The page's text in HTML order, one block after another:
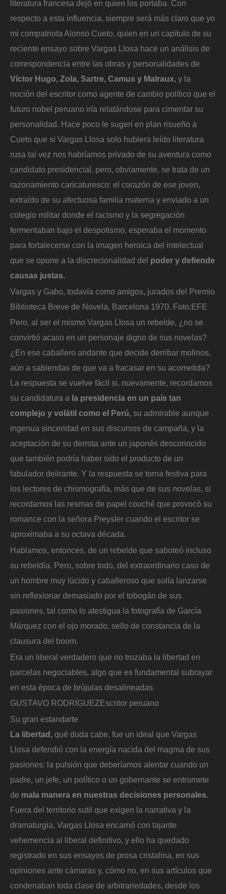
literatura francesa dejó en quien los portaba. Con
respecto a esta influencia, siempre será más claro que yo
mi compatriota Alonso Cueto, quien en un capítulo de su
reciente ensayo sobre Vargas Llosa hace un análisis de
correspondencia entre las obras y personalidades de
Víctor Hugo, Zola, Sartre, Camus y Malraux, y la
noción del escritor como agente de cambio político que el
futuro nobel peruano iría relatándose para cimentar su
personalidad. Hace poco le sugerí en plan risueño a
Cueto que si Vargas Llosa solo hubiera leído literatura
rusa tal vez nos habríamos privado de su aventura como
candidato presidencial, pero, obviamente, se trata de un
razonamiento caricaturesco: el corazón de ese joven,
extraído de su afectuosa familia materna y enviado a un
colegio militar donde el racismo y la segregación
fermentaban bajo el despotismo, esperaba el momento
para fortalecerse con la imagen heroica del intelectual
que se opone a la discrecionalidad del poder y defiende
causas justas.
Vargas y Gabo, todavía como amigos, jurados del Premio
Biblioteca Breve de Novela, Barcelona 1970. Foto:EFE
Pero, al ser el mismo Vargas Llosa un rebelde, ¿no se
convirtió acaso en un personaje digno de sus novelas?
¿En ese caballero andante que decide derribar molinos,
aún a sabiendas de que va a fracasar en su acometida?
La respuesta se vuelve fácil si, nuevamente, recordamos
su candidatura a la presidencia en un país tan
complejo y volátil como el Perú, su admirable aunque
ingenua sinceridad en sus discursos de campaña, y la
aceptación de su derrota ante un japonés desconocido
que también podría haber sido el producto de un
fabulador delirante. Y la respuesta se torna festiva para
los lectores de chismografía, más que de sus novelas, si
recordamos las resmas de papel couché que provocó su
romance con la señora Preysler cuando el escritor se
aproximaba a su octava década.
Hablamos, entonces, de un rebelde que saboteó incluso
su rebeldía. Pero, sobre todo, del extraordinario caso de
un hombre muy lúcido y caballeroso que solía lanzarse
sin reflexionar demasiado por el tobogán de sus
pasiones, tal como lo atestigua la fotografía de García
Márquez con el ojo morado, sello de constancia de la
clausura del boom.
Era un liberal verdadero que no trozaba la libertad en
parcelas negociables, algo que es fundamental subrayar
en esta época de brújulas desalineadas.
GUSTAVO RODRÍGUEZEscritor peruano
Su gran estandarte
La libertad, qué duda cabe, fue un ideal que Vargas
Llosa defendió con la energía nacida del magma de sus
pasiones: la pulsión que deberíamos alentar cuando un
padre, un jefe, un político o un gobernante se entromete
de mala manera en nuestras decisiones personales.
Fuera del territorio sutil que exigen la narrativa y la
dramaturgia, Vargas Llosa encarnó con tajante
vehemencia al liberal definitivo, y ello ha quedado
registrado en sus ensayos de prosa cristalina, en sus
opiniones ante cámaras y, cómo no, en sus artículos que
condenaban toda clase de arbitrariedades, desde los